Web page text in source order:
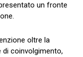
un fronte
oltre la
coinvolgimento,